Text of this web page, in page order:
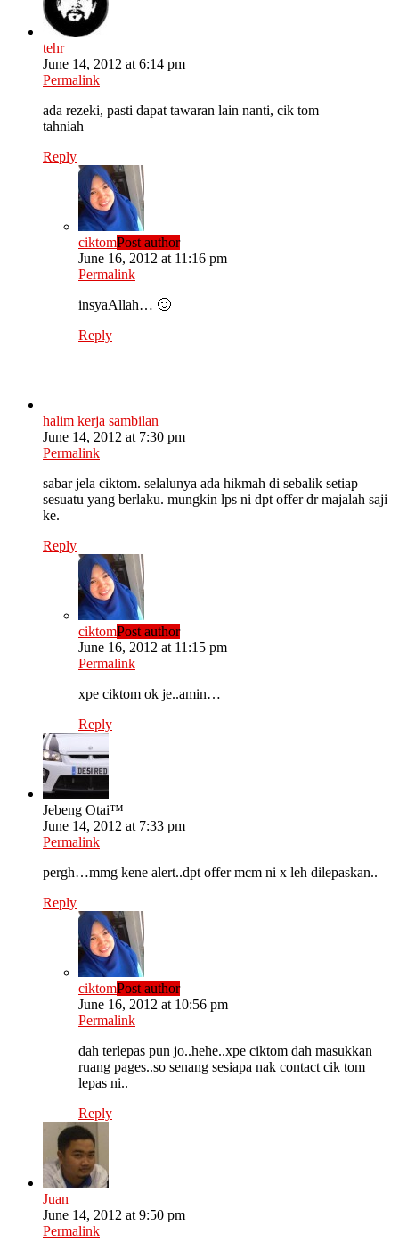
tehr
June 14, 2012 at 6:14 pm
Permalink
ada rezeki, pasti dapat tawaran lain nanti, cik tom
tahniah
Reply
ciktomPost author
June 16, 2012 at 11:16 pm
Permalink
insyaAllah… 🙂
Reply
halim kerja sambilan
June 14, 2012 at 7:30 pm
Permalink
sabar jela ciktom. selalunya ada hikmah di sebalik setiap
sesuatu yang berlaku. mungkin lps ni dpt offer dr majalah saji
ke.
Reply
ciktomPost author
June 16, 2012 at 11:15 pm
Permalink
xpe ciktom ok je..amin…
Reply
Jebeng Otai™
June 14, 2012 at 7:33 pm
Permalink
pergh…mmg kene alert..dpt offer mcm ni x leh dilepaskan..
Reply
ciktomPost author
June 16, 2012 at 10:56 pm
Permalink
dah terlepas pun jo..hehe..xpe ciktom dah masukkan
ruang pages..so senang sesiapa nak contact cik tom
lepas ni..
Reply
Juan
June 14, 2012 at 9:50 pm
Permalink